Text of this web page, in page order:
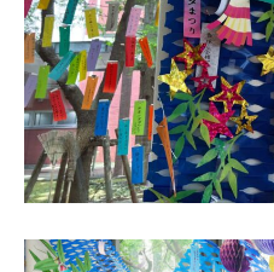
地域・一般の方へ
企業・園・施設の方へ